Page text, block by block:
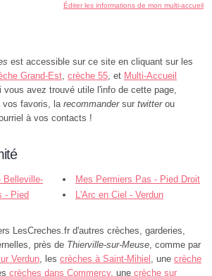
Éditer les informations de mon multi-accueil
est accessible sur ce site en cliquant sur les
Grand-Est crèche 55 , et Multi-Accueil
vous avez trouvé utile l'info de cette page,
vos favoris, la recommandersur twitterou
à vos contacts !
Belleville-
Mes Permiers Pas - Pied Droit
- Verdun
- Pied
L'Arc en Ciel - Verdun
LesCreches.fr d'autres crèches, garderies,
près de Thierville-sur-Meuse , comme par
Verdun , les crèches à Saint-Mihiel , une crèche
crèches dans Commercy, une crèche sur